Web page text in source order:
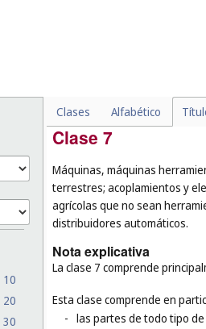
10
20
30
Clases Alfabético
muebles (cl. 20), los
Clase 7
Máquinas, máquinas
terrestres; acoplamientos y
agrícolas que no sean
distribuidores automáticos.
Nota explicativa
La clase 7 comprende
Esta clase comprende en
- las partes de todo tipo